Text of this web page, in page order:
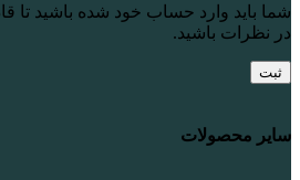
شما باید وارد حساب خود شده باشید تا
در نظرات باشید.
سایر محصولات